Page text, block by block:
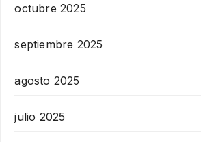
octubre 2025
septiembre 2025
agosto 2025
julio 2025